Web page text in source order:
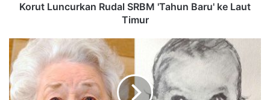
Korut Luncurkan Rudal SRBM 'Tahun Baru' ke Laut
Timur